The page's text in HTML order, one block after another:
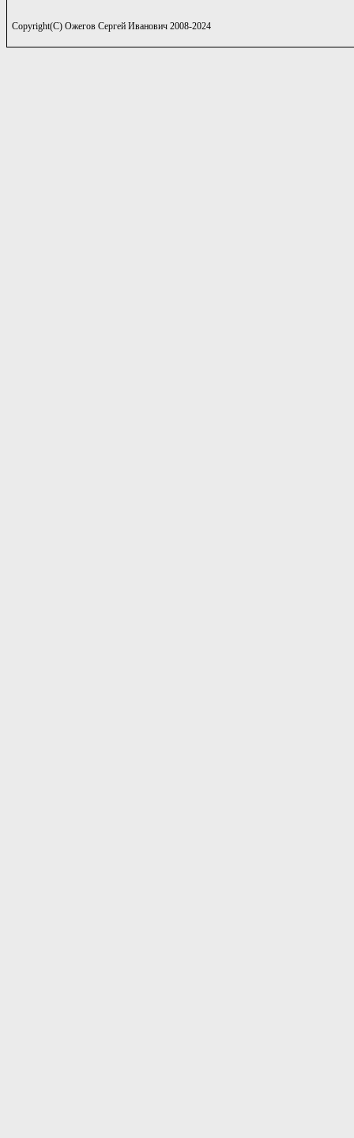
Copyright(C) Ожегов Сергей Иванович 2008-2024